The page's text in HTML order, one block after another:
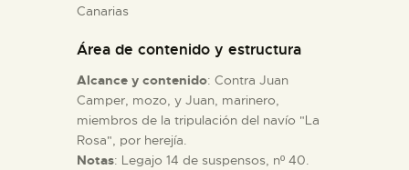
Canarias
Área de contenido y estructura
Alcance y contenido: Contra Juan
Camper, mozo, y Juan, marinero,
miembros de la tripulación del navío "La
Rosa", por herejía.
Notas: Legajo 14 de suspensos, nº 40.